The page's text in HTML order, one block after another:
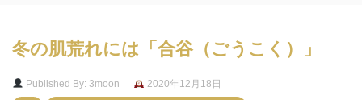
冬の肌荒れには「合谷（ごうこく）」
Published By: 3moon
2020年12月18日